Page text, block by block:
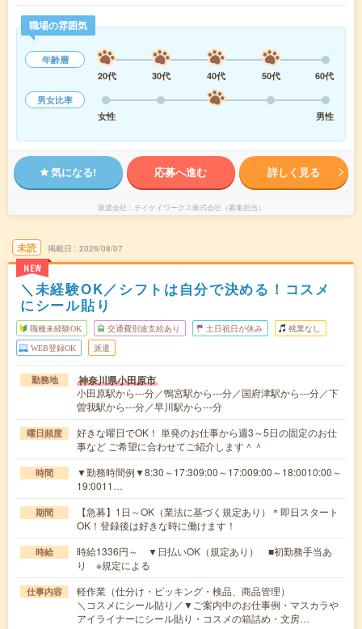
職場の雰囲気
年齢層
20代
30代 40代 50代
60代
男女比率
女性
男性
気になる! 応募へ進む 詳しく見る
派遣会社 テイケイワークス株式会社（募集担当）
未読
NEW
掲載日 2026/08/07
＼未経験OK／シフトは自分で決める！コスメ
にシール貼り
職種未経験OK 交通費別途支給あり 土日祝日が休み 残業なし
WEB登録OK 派遣
勤務地 神奈川県小田原市
小田原駅から---分／鴨宮駅から---分／国府津駅から---分／下
曽我駅から---分／早川駅から---分
曜日頻度
好きな曜日でOK！ 単発のお仕事から週3～5日の固定のお仕
事など ご希望に合わせてご紹介します＾＾
時間
▼勤務時間例▼8:30～17:309:00～17:009:00～18:0010:00～
19:0011…
期間
【急募】1日～OK（業法に基づく規定あり）＊即日スタート
OK！登録後は好きな時に働けます！
時給
時給1336円～ ▼日払いOK（規定あり） ■初勤務手当あ
り ※規定による
仕事内容
軽作業（仕分け・ピッキング・検品、商品管理）
＼コスメにシール貼り／▼ご案内中のお仕事例・マスカラや
アイライナーにシール貼り・コスメの箱詰め・文房…